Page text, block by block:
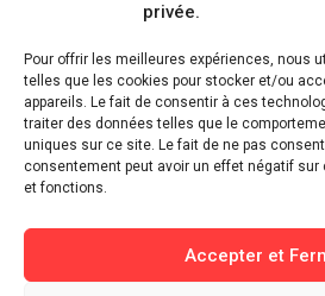
privée.
Pour offrir les meilleures expériences, nous
telles que les cookies pour stocker et/ou
appareils. Le fait de consentir à ces
traiter des données telles que le
uniques sur ce site. Le fait de ne pas
consentement peut avoir un effet négatif
et fonctions.
Accepter et
Restez informé des
dernières